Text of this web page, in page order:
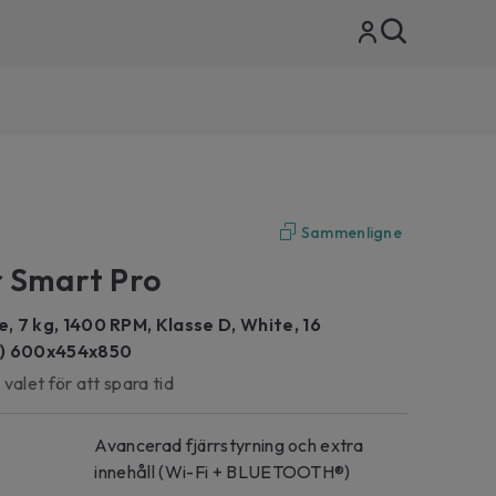
vedlikehold av husholdningsapparater ved hjelp av
produkter lar deg forlenge levetiden og
over tid. Velg de best egnede CARE+PROTECT-
for å ta vare på dine husholdningsapparater
av dine behov.
Sammenligne
Smart Pro
kg, 1400 RPM, Klasse D, White, 16
600x454x850
valet för att spara tid
Avancerad fjärrstyrning och extra
innehåll (Wi-Fi + BLUETOOTH®)